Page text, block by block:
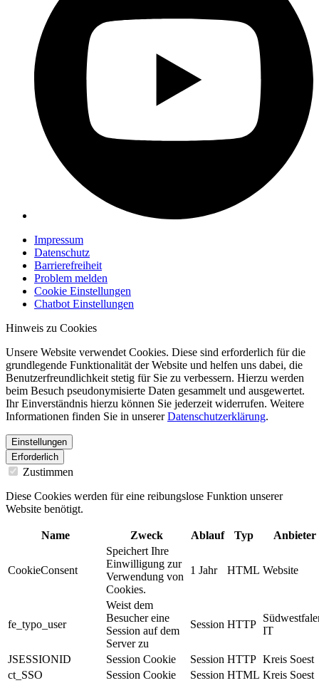
Impressum
Datenschutz
Barrierefreiheit
Problem melden
Cookie Einstellungen
Chatbot Einstellungen
Hinweis zu Cookies
Unsere Website verwendet Cookies. Diese sind erforderlich für die
grundlegende Funktionalität der Website und helfen uns dabei, die
Benutzerfreundlichkeit stetig für Sie zu verbessern. Hierzu werden
beim Besuch pseudonymisierte Daten gesammelt und ausgewertet.
Ihr Einverständnis hierzu können Sie jederzeit widerrufen. Weitere
Informationen finden Sie in unsererDatenschutzerklärung.
Einstellungen
Erforderlich
Zustimmen
Diese Cookies werden für eine reibungslose Funktion unserer
Website benötigt.
Name Zweck Ablauf Typ Anbieter
CookieConsent
Speichert Ihre
Einwilligung zur
Verwendung von
Cookies.
1 Jahr HTML Website
fe_typo_user
Weist dem
Besucher eine
Session auf dem
Server zu
Session HTTP
IT
JSESSIONID Session Cookie Session HTTP Kreis Soest
ct_SSO
Session Cookie Session HTML Kreis Soest